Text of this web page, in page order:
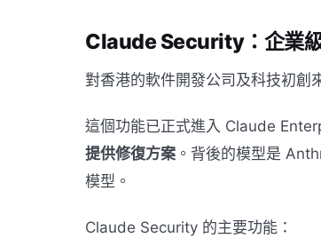
Claude Security：企業
對香港的軟件開發公司及科技初創
這個功能已正式進入 Claude
提供修復方案 。背後的模型是
模型。
Claude Security 的主要功能：